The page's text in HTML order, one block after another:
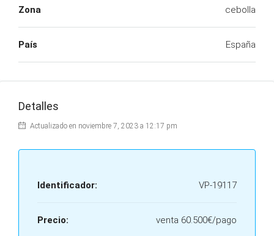
Zona cebolla
País España
Detalles
Actualizado en noviembre 7, 2023 a 12:17 pm
Identificador: VP-19117
Precio: venta 60.500€/pago